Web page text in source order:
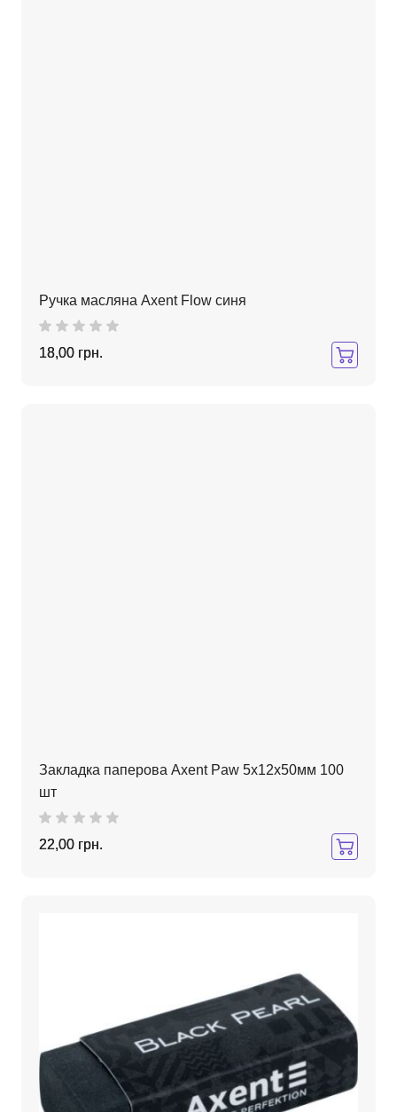
Ручка масляна Axent Flow синя
18,00 грн.
Закладка паперова Axent Paw 5х12х50мм 100
шт
22,00 грн.